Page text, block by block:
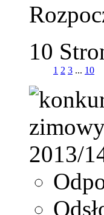
10
1 2 3 ... 10